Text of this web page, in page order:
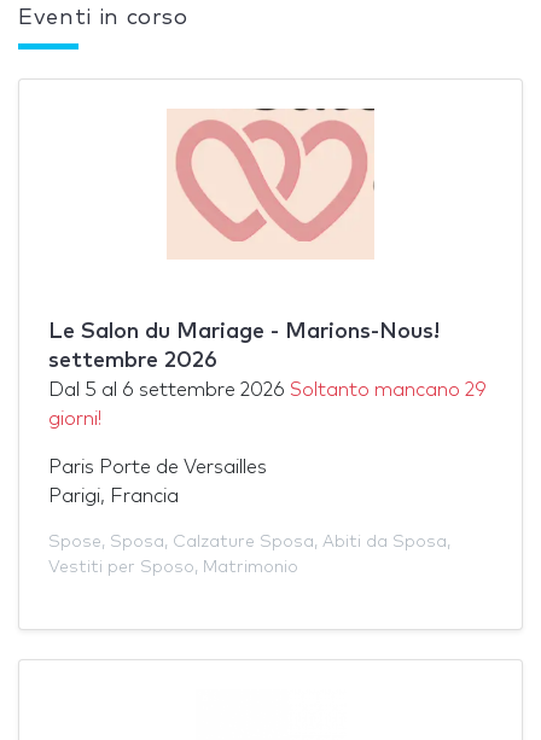
Eventi in corso
Le Salon du Mariage - Marions-Nous!
settembre 2026
Dal 5 al 6 settembre 2026 Soltanto mancano 29
giorni!
Paris Porte de Versailles
Parigi, Francia
Spose, Sposa, Calzature Sposa, Abiti da Sposa,
Vestiti per Sposo, Matrimonio